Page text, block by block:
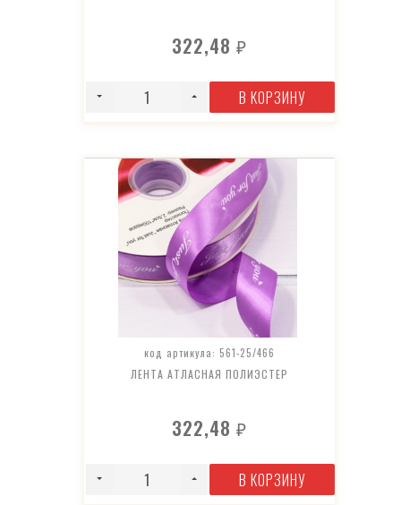
322,48₽
В КОРЗИНУ
код артикула: 561-25/466
ЛЕНТА АТЛАСНАЯ ПОЛИЭСТЕР
322,48₽
В КОРЗИНУ